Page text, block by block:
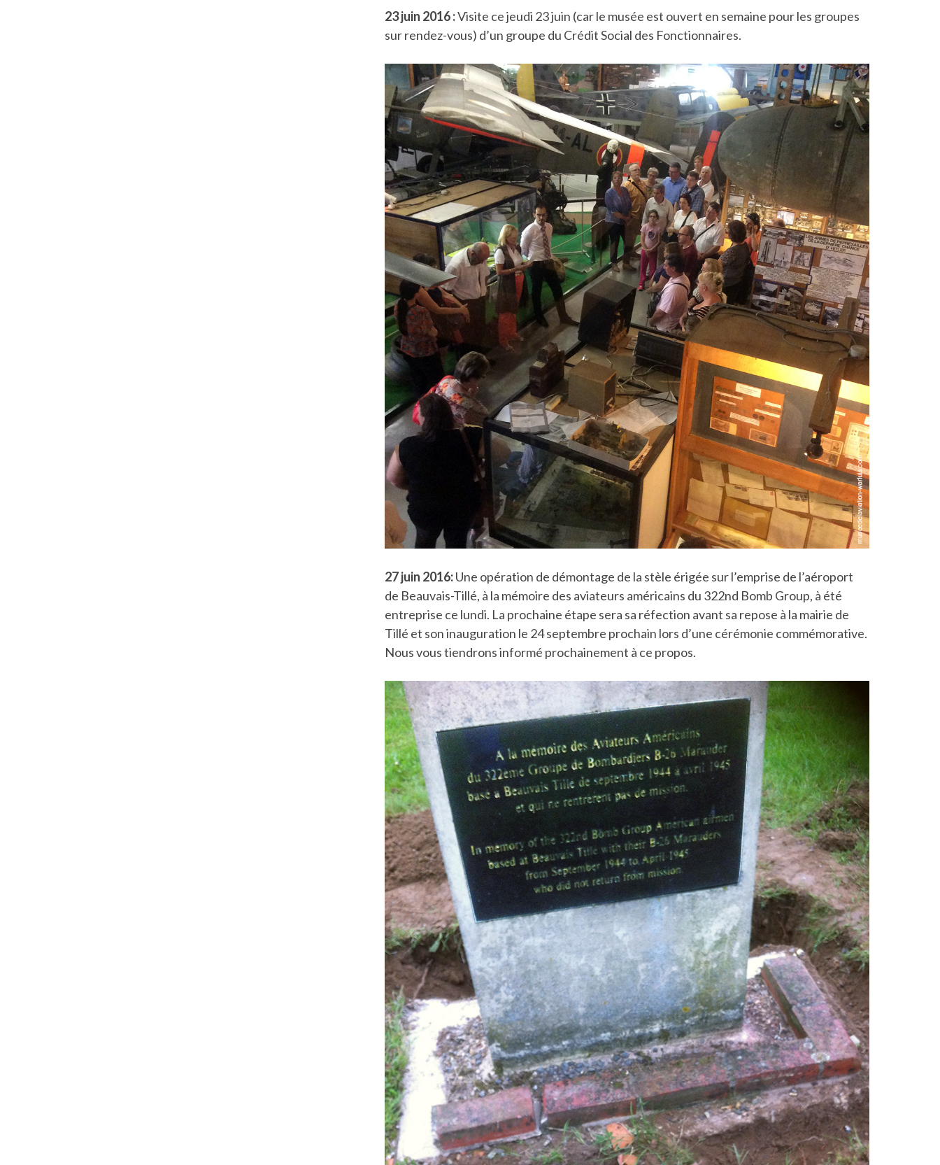
23 juin 2016 :Visite ce jeudi 23 juin (car le musée est ouvert en semaine pour les groupes
sur rendez-vous) d’un groupe du Crédit Social des Fonctionnaires.
27 juin 2016:Une opération de démontage de la stèle érigée sur l’emprise de l’aéroport
de Beauvais-Tillé, à la mémoire des aviateurs américains du 322nd Bomb Group, à été
entreprise ce lundi. La prochaine étape sera sa réfection avant sa repose à la mairie de
Tillé et son inauguration le 24 septembre prochain lors d’une cérémonie commémorative.
Nous vous tiendrons informé prochainement à ce propos.